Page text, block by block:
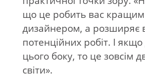
що це робить вас кращим
дизайнером, а розширяє
потенційних робіт. І
цього боку, то це зовсім
світи».